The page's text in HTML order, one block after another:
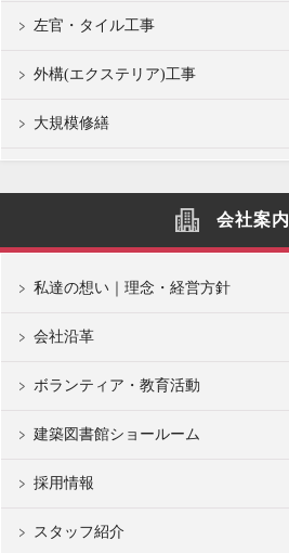
左官・タイル工事
外構(エクステリア)工事
大規模修繕
会社案内
私達の想い｜理念・経営方針
会社沿革
ボランティア・教育活動
建築図書館ショールーム
採用情報
スタッフ紹介